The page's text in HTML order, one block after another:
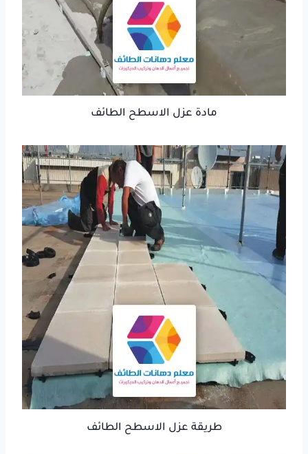
مادة عزل الاسطح الطائف
طريقة عزل الاسطح الطائف